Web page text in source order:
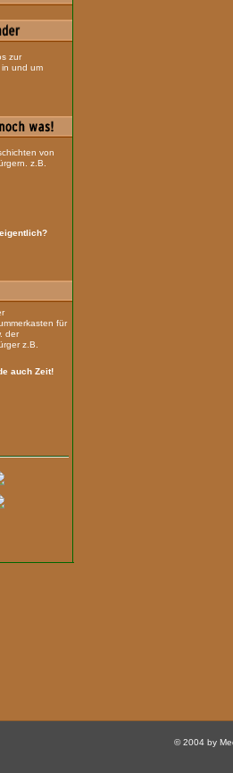
zur
und um
von
z.B.
für
der
z.B.
auch Zeit!
© 2004 by